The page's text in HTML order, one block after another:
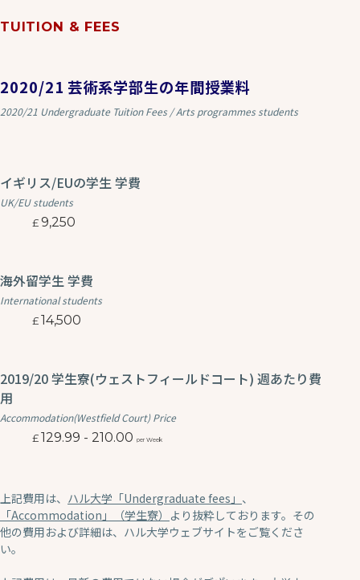
TUITION & FEES
2020/21 芸術系学部生の年間授業料
2020/21 Undergraduate Tuition Fees / Arts programmes students
イギリス/EUの学生 学費
UK/EU students
9,250
海外留学生 学費
International students
14,500
2019/20 学生寮(ウェストフィールドコート) 週あたり費
用
Accommodation(Westfield Court) Price
129.99 - 210.00 per Week
上記費用は、 ハル大学「Undergraduate fees」 、
「Accommodation」（学生寮） より抜粋しております。その
他の費用および詳細は、ハル大学ウェブサイトをご覧くださ
い。